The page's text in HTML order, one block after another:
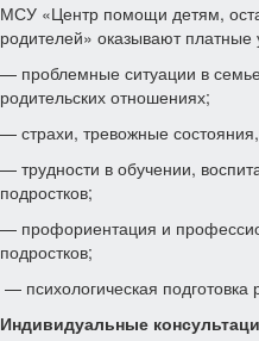
МСУ «Центр помощи детям,
родителей» оказывают
— проблемные ситуации в
родительских отношениях;
— страхи, тревожные
— трудности в обучении,
подростков;
— профориентация и
подростков;
— психологическая подготовка
Индивидуальные